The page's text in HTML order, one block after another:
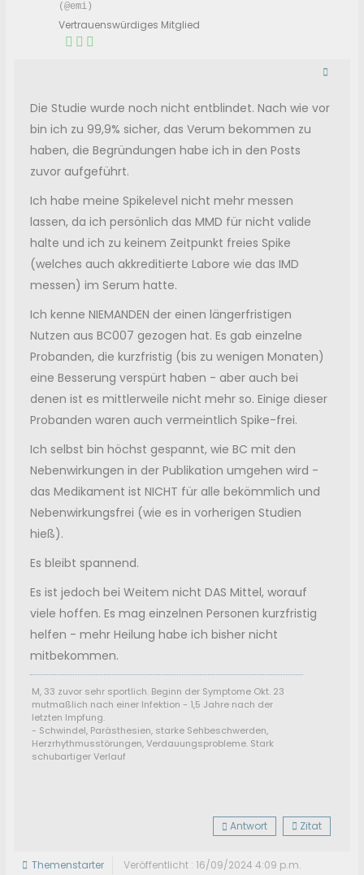
(@emi)
Vertrauenswürdiges Mitglied
Die Studie wurde noch nicht entblindet. Nach wie vor
bin ich zu 99,9% sicher, das Verum bekommen zu
haben, die Begründungen habe ich in den Posts
zuvor aufgeführt.
Ich habe meine Spikelevel nicht mehr messen
lassen, da ich persönlich das MMD für nicht valide
halte und ich zu keinem Zeitpunkt freies Spike
(welches auch akkreditierte Labore wie das IMD
messen) im Serum hatte.
Ich kenne NIEMANDEN der einen längerfristigen
Nutzen aus BC007 gezogen hat. Es gab einzelne
Probanden, die kurzfristig (bis zu wenigen Monaten)
eine Besserung verspürt haben - aber auch bei
denen ist es mittlerweile nicht mehr so. Einige dieser
Probanden waren auch vermeintlich Spike-frei.
Ich selbst bin höchst gespannt, wie BC mit den
Nebenwirkungen in der Publikation umgehen wird -
das Medikament ist NICHT für alle bekömmlich und
Nebenwirkungsfrei (wie es in vorherigen Studien
hieß).
Es bleibt spannend.
Es ist jedoch bei Weitem nicht DAS Mittel, worauf
viele hoffen. Es mag einzelnen Personen kurzfristig
helfen - mehr Heilung habe ich bisher nicht
mitbekommen.
M, 33 zuvor sehr sportlich. Beginn der Symptome Okt. 23
mutmaßlich nach einer Infektion - 1,5 Jahre nach der
letzten Impfung.
- Schwindel, Parästhesien, starke Sehbeschwerden,
Herzrhythmusstörungen, Verdauungsprobleme. Stark
schubartiger Verlauf
Antwort Zitat
Themenstarter
Veröffentlicht : 16/09/2024 4:09 p.m.